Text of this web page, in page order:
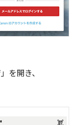
を開き、